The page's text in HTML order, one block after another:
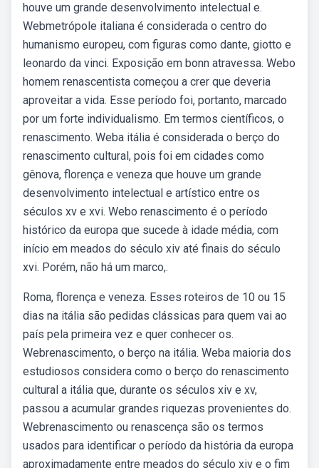
houve um grande desenvolvimento intelectual e.
Webmetrópole italiana é considerada o centro do
humanismo europeu, com figuras como dante, giotto e
leonardo da vinci. Exposição em bonn atravessa. Webo
homem renascentista começou a crer que deveria
aproveitar a vida. Esse período foi, portanto, marcado
por um forte individualismo. Em termos científicos, o
renascimento. Weba itália é considerada o berço do
renascimento cultural, pois foi em cidades como
gênova, florença e veneza que houve um grande
desenvolvimento intelectual e artístico entre os
séculos xv e xvi. Webo renascimento é o período
histórico da europa que sucede à idade média, com
início em meados do século xiv até finais do século
xvi. Porém, não há um marco,.
Roma, florença e veneza. Esses roteiros de 10 ou 15
dias na itália são pedidas clássicas para quem vai ao
país pela primeira vez e quer conhecer os.
Webrenascimento, o berço na itália. Weba maioria dos
estudiosos considera como o berço do renascimento
cultural a itália que, durante os séculos xiv e xv,
passou a acumular grandes riquezas provenientes do.
Webrenascimento ou renascença são os termos
usados para identificar o período da história da europa
aproximadamente entre meados do século xiv e o fim